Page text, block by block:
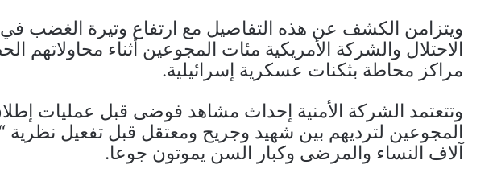
ويتزامن الكشف عن هذه التفاصيل مع ارتفاع وتيرة الغضب
مراكز محاطة بثكنات عسكرية إسرائيلية.
وتتعتمد الشركة الأمنية إحداث مشاهد فوضى قبل عمليات
المجوعين لترديهم بين شهيد وجريح ومعتقل قبل تفعيل نظرية
آلاف النساء والمرضى وكبار السن يموتون جوعا.